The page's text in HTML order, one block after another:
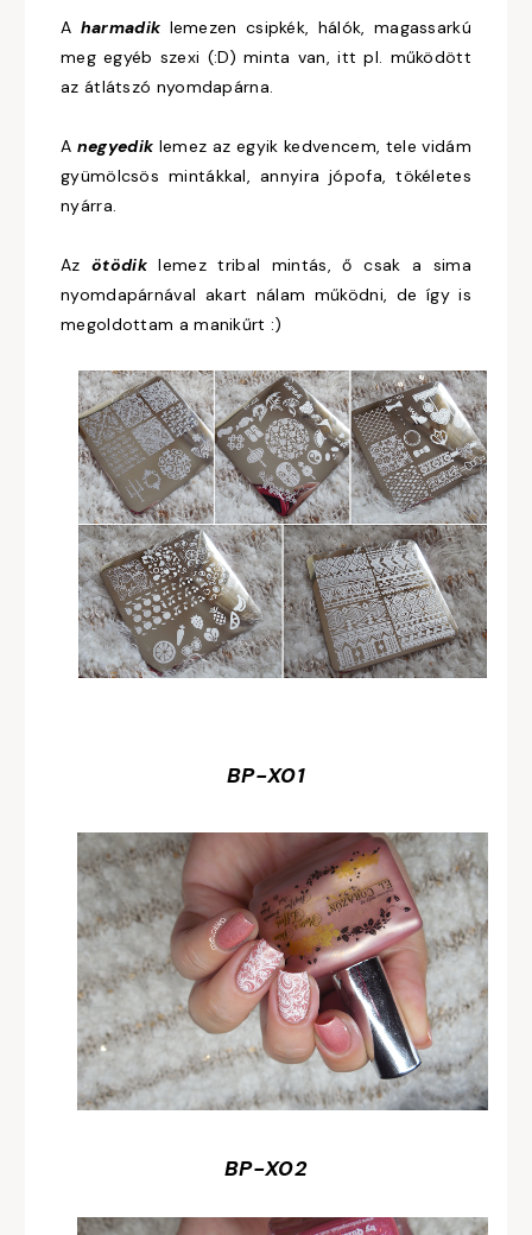
A harmadik lemezen csipkék, hálók, magassarkú
meg egyéb szexi (:D) minta van, itt pl. működött
az átlátszó nyomdapárna.
A negyedik lemez az egyik kedvencem, tele vidám
gyümölcsös mintákkal, annyira jópofa, tökéletes
nyárra.
Azötödiklemez tribal mintás, ő csak a sima
nyomdapárnával akart nálam működni, de így is
megoldottam a manikűrt :)
BP-X01
BP-X02